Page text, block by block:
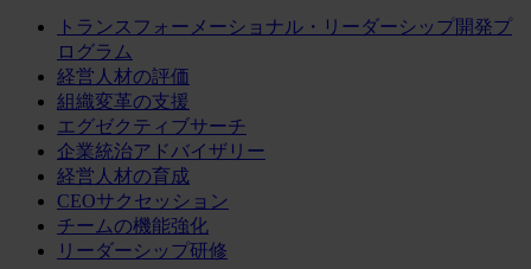
トランスフォーメーショナル・リーダーシップ開発プ
ログラム
経営人材の評価
組織変革の支援
エグゼクティブサーチ
企業統治アドバイザリー
経営人材の育成
CEOサクセッション
チームの機能強化
リーダーシップ研修